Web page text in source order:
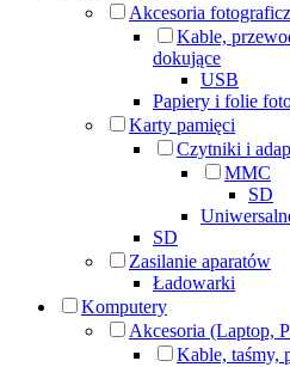
Akcesoria
Kable,
dokujące
USB
Papiery i folie
Karty pamięci
Czytniki i
MMC
SD
SD
Zasilanie aparatów
Ładowarki
Komputery
Akcesoria (Laptop,
Kable, taśmy,